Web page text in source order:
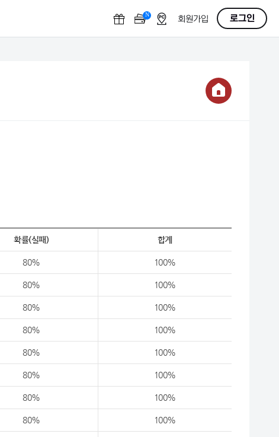
N OFF회원가입 로그인
확률(실패) 합계
80% 100%
80% 100%
80% 100%
80% 100%
80% 100%
80% 100%
80% 100%
80% 100%